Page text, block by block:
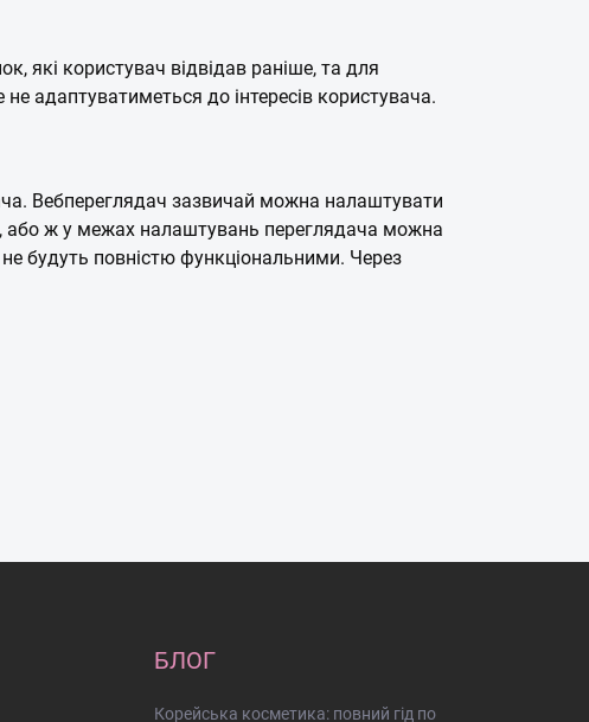
які користувач відвідав раніше, та для
адаптуватиметься до інтересів користувача.
Вебпереглядач зазвичай можна налаштувати
або ж у межах налаштувань переглядача можна
будуть повністю функціональними. Через
БЛОГ
Корейська косметика: повний гід по